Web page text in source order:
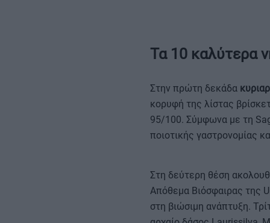
Τα 10 καλύτερα
Στην πρώτη δεκάδα
κορυφή της λίστας
95/100. Σύμφωνα με τη
ποιοτικής γαστρονομίας
Στη δεύτερη θέση
Απόθεμα Βιόσφαιρας της
στη βιώσιμη ανάπτυξη.